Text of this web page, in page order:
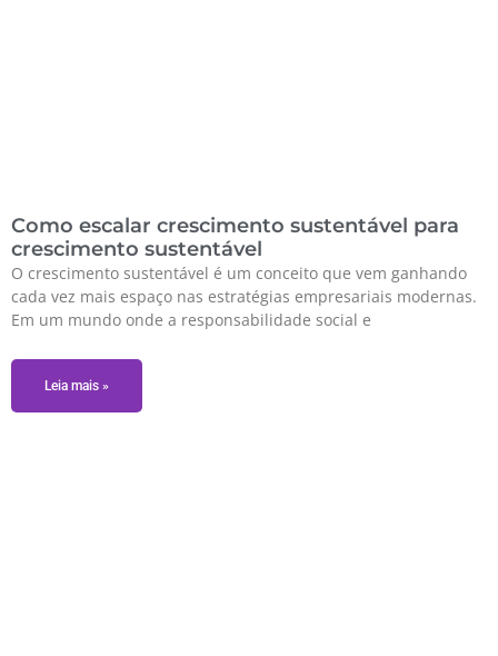
Como escalar crescimento sustentável para
crescimento sustentável
O crescimento sustentável é um conceito que vem ganhando
cada vez mais espaço nas estratégias empresariais modernas.
Em um mundo onde a responsabilidade social e
Leia mais »